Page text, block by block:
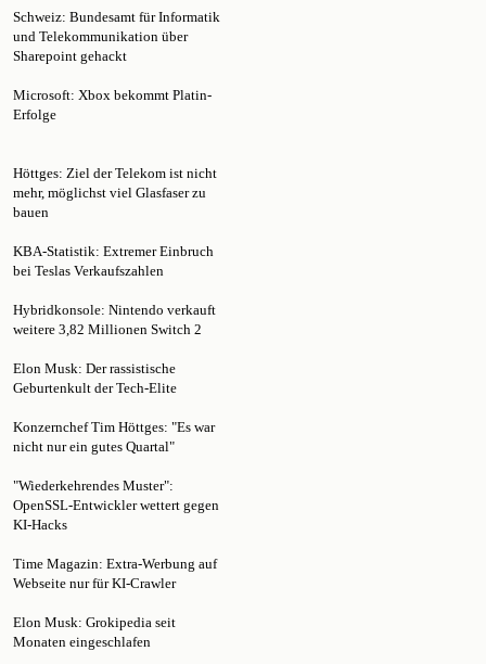
und Telekommunikation über
Sharepoint gehackt
Microsoft: Xbox bekommt Platin-
Erfolge
mehr, möglichst viel Glasfaser zu
bauen
bei Teslas Verkaufszahlen
weitere 3,82 Millionen Switch 2
Elon Musk: Der rassistische
Geburtenkult der Tech-Elite
nicht nur ein gutes Quartal"
"Wiederkehrendes Muster":
OpenSSL-Entwickler wettert gegen
KI-Hacks
Webseite nur für KI-Crawler
Monaten eingeschlafen
Schweiz: Bundesamt für Informatik